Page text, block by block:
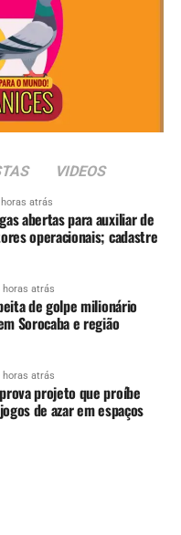
agências e
terça-feira de
o mutirão concentra
, agências de
empresas realizam
seletivo no próprio
candidatos.
acursos gratuitos
acompanhar
VIDEOS
horas atrás
abertas para auxiliar de
operacionais; cadastre
horas atrás
de golpe milionário
Sorocaba e região
horas atrás
projeto que proíbe
de azar em espaços